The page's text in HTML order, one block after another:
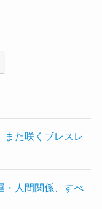
た咲くブレスレ
人間関係、すべ